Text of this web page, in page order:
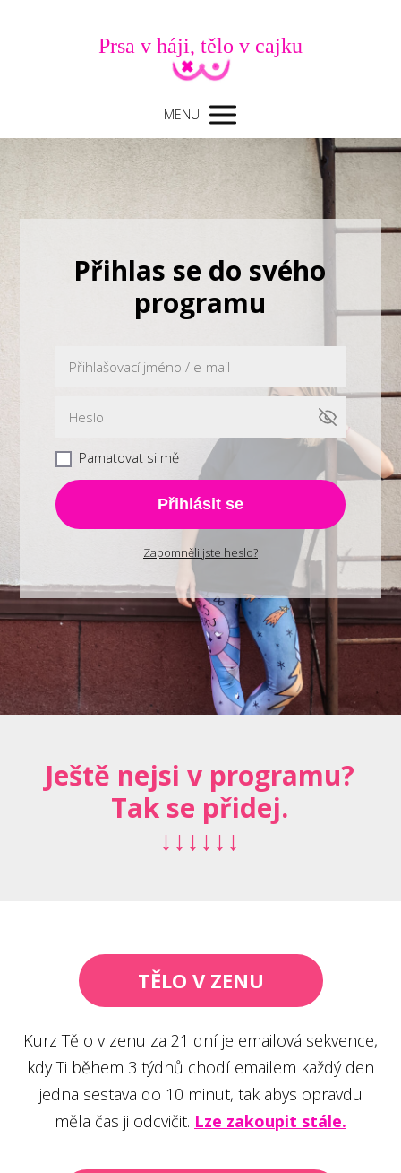
Prsa v háji, tělo v cajku
MENU
Přihlas se do svého
programu
Pamatovat si mě
Přihlásit se
Zapomněli jste heslo?
Ještě nejsi v programu?
Tak se přidej.
↓↓↓↓↓↓
TĚLO V ZENU
Kurz Tělo v zenu za 21 dní je emailová sekvence,
kdy Ti během 3 týdnů chodí emailem každý den
jedna sestava do 10 minut, tak abys opravdu
měla čas ji odcvičit. Lze zakoupit stále.